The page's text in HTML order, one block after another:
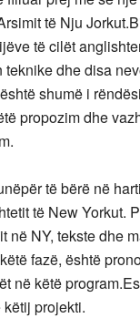
të Nju
të cilët
dhe disa
shumë i
propozim dhe
të bërë në
të New Yorkut.
në NY, tekste dhe
fazë, është
në këtë
këtij projekti.